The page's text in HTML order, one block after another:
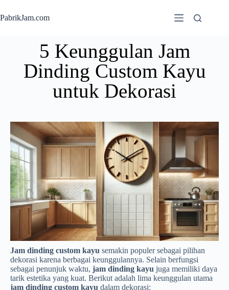
PabrikJam.com
5 Keunggulan Jam
Dinding Custom Kayu
untuk Dekorasi
Jam dinding custom kayu semakin populer sebagai pilihan
dekorasi karena berbagai keunggulannya. Selain berfungsi
sebagai penunjuk waktu, jam dinding kayu juga memiliki daya
tarik estetika yang kuat. Berikut adalah lima keunggulan utama
jam dinding custom kayu dalam dekorasi: